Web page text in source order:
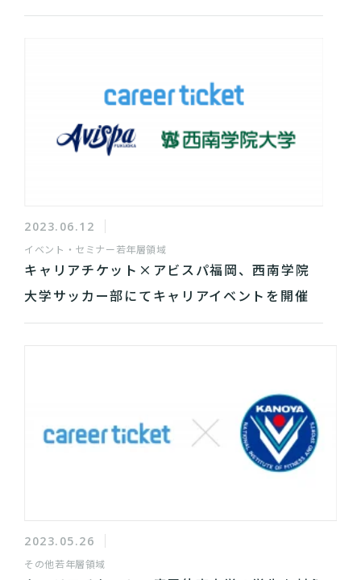
2023.06.12
イベント・セミナー若年層領域
キャリアチケット×アビスパ福岡、西南学院
大学サッカー部にてキャリアイベントを開催
2023.05.26
その他若年層領域